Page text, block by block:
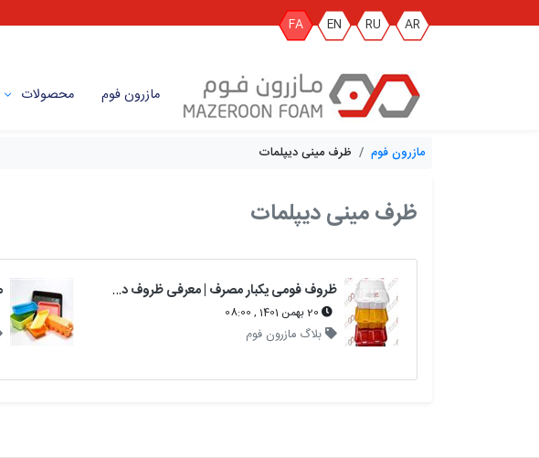
FA EN RU
AR
مازرون فوم محصولات
مازرون فوم ظرف مینی دیپلمات
ظرف مینی دیپلمات
ظروف فومی یکبار مصرف | معرفی ظروف درب‌دار و بدون درب + خرید عمده
20 بهمن 1401 , 08:00
بلاگ مازرون فوم